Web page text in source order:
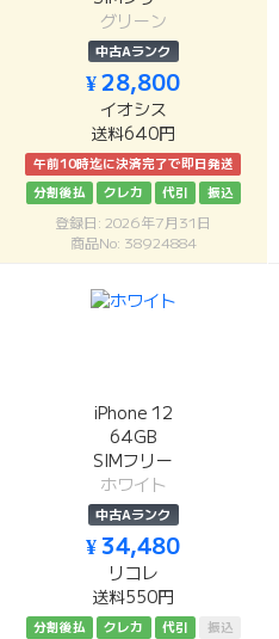
グリーン
中古Aランク
¥ 28,800
イオシス
送料640円
午前10時迄に決済完了で即日発送
分割後払
クレカ 代引 振込
登録日: 2026年7月31日
商品No: 38924884
iPhone 12
64GB
SIMフリー
ホワイト
中古Aランク
¥ 34,480
リコレ
送料550円
分割後払 クレカ 代引 振込